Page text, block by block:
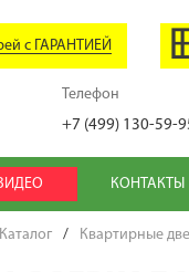
с ГАРАНТИЕЙ
Телефон
+7 (499) 130-59-
КОНТАКТЫ
Каталог / Квартирные